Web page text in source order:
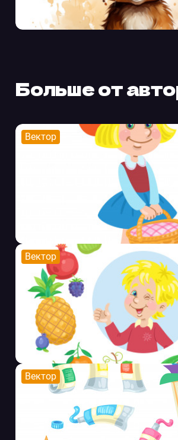
Больше от
Вектор
Вектор
Вектор